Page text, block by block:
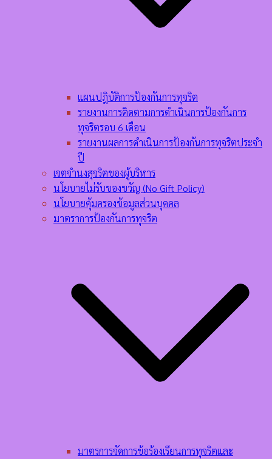
แผนปฎิบัติการป้องกันการทุจริต
รายงานการติดตามการดำเนินการป้องกันการ
ทุจริตรอบ 6 เดือน
รายงานผลการดำเนินการป้องกันการทุจริตประจำ
ปี
เจตจำนงสุจริตของผู้บริหาร
นโยบายไม่รับของขวัญ (No Gift Policy)
นโยบายคุ้มครองข้อมูลส่วนบุคคล
มาตราการป้องกันการทุจริต
มาตรการจัดการข้อร้องเรียนการทุจริตและ